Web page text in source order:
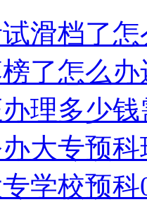
滑档了
了怎么
理多少
大专预
学校预